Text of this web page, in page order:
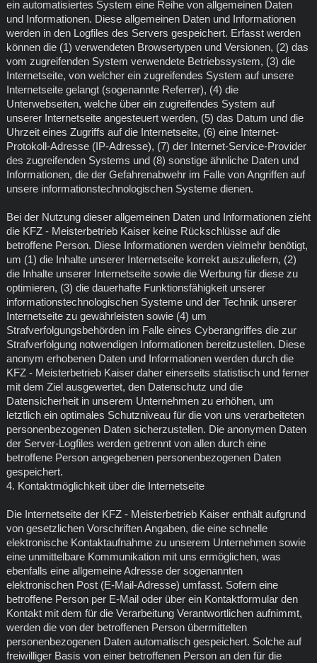
ein automatisiertes System eine Reihe von allgemeinen Daten
und Informationen. Diese allgemeinen Daten und Informationen
werden in den Logfiles des Servers gespeichert. Erfasst werden
können die (1) verwendeten Browsertypen und Versionen, (2) das
vom zugreifenden System verwendete Betriebssystem, (3) die
Internetseite, von welcher ein zugreifendes System auf unsere
Internetseite gelangt (sogenannte Referrer), (4) die
Unterwebseiten, welche über ein zugreifendes System auf
unserer Internetseite angesteuert werden, (5) das Datum und die
Uhrzeit eines Zugriffs auf die Internetseite, (6) eine Internet-
Protokoll-Adresse (IP-Adresse), (7) der Internet-Service-Provider
des zugreifenden Systems und (8) sonstige ähnliche Daten und
Informationen, die der Gefahrenabwehr im Falle von Angriffen auf
unsere informationstechnologischen Systeme dienen.
Bei der Nutzung dieser allgemeinen Daten und Informationen zieht
die KFZ - Meisterbetrieb Kaiser keine Rückschlüsse auf die
betroffene Person. Diese Informationen werden vielmehr benötigt,
um (1) die Inhalte unserer Internetseite korrekt auszuliefern, (2)
die Inhalte unserer Internetseite sowie die Werbung für diese zu
optimieren, (3) die dauerhafte Funktionsfähigkeit unserer
informationstechnologischen Systeme und der Technik unserer
Internetseite zu gewährleisten sowie (4) um
Strafverfolgungsbehörden im Falle eines Cyberangriffes die zur
Strafverfolgung notwendigen Informationen bereitzustellen. Diese
anonym erhobenen Daten und Informationen werden durch die
KFZ - Meisterbetrieb Kaiser daher einerseits statistisch und ferner
mit dem Ziel ausgewertet, den Datenschutz und die
Datensicherheit in unserem Unternehmen zu erhöhen, um
letztlich ein optimales Schutzniveau für die von uns verarbeiteten
personenbezogenen Daten sicherzustellen. Die anonymen Daten
der Server-Logfiles werden getrennt von allen durch eine
betroffene Person angegebenen personenbezogenen Daten
gespeichert.
4. Kontaktmöglichkeit über die Internetseite
Die Internetseite der KFZ - Meisterbetrieb Kaiser enthält aufgrund
von gesetzlichen Vorschriften Angaben, die eine schnelle
elektronische Kontaktaufnahme zu unserem Unternehmen sowie
eine unmittelbare Kommunikation mit uns ermöglichen, was
ebenfalls eine allgemeine Adresse der sogenannten
elektronischen Post (E-Mail-Adresse) umfasst. Sofern eine
betroffene Person per E-Mail oder über ein Kontaktformular den
Kontakt mit dem für die Verarbeitung Verantwortlichen aufnimmt,
werden die von der betroffenen Person übermittelten
personenbezogenen Daten automatisch gespeichert. Solche auf
freiwilliger Basis von einer betroffenen Person an den für die